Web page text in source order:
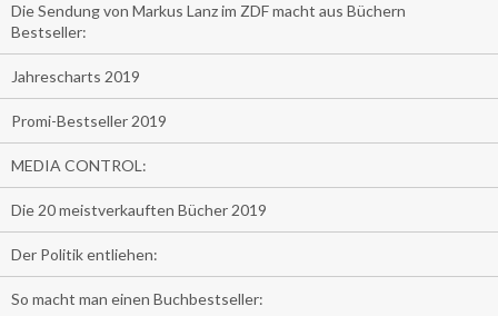
Die Sendung von Markus Lanz im ZDF macht aus Büchern
Bestseller:
Jahrescharts 2019
Promi-Bestseller 2019
MEDIA CONTROL:
Die 20 meistverkauften Bücher 2019
Der Politik entliehen:
So macht man einen Buchbestseller: